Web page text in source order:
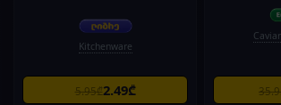
Kitchenware
5.95₾2.49₾